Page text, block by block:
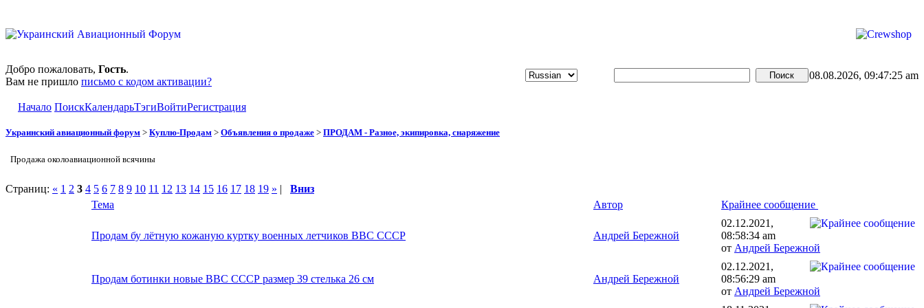
Добро пожаловать, Гость.
Вам не пришло письмо с кодом активации?
08.08.2026, 09:47:25 am
Начало ПоискКалендарьТэгиВойтиРегистрация
Украинский авиационный форум > Куплю-Продам > Объявления о продаже > ПРОДАМ - Разное, экипировка, снаряжение
Продажа околоавиационной всячины
Страниц: « 1 2 3 4 5 6 7 8 9 10 11 12 13 14 15 16 17 18 19 » | Вниз
Тема
Автор Крайнее сообщение
Продам бу лётную кожаную куртку военных летчиков ВВС СССР Андрей Бережной
02.12.2021,
08:58:34 am
от Андрей Бережной
Продам ботинки новые ВВС СССР размер 39 стелька 26 см Андрей Бережной
02.12.2021,
08:56:29 am
от Андрей Бережной